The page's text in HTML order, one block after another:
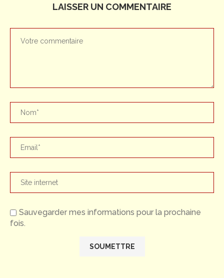
LAISSER UN COMMENTAIRE
Sauvegarder mes informations pour la prochaine
fois.